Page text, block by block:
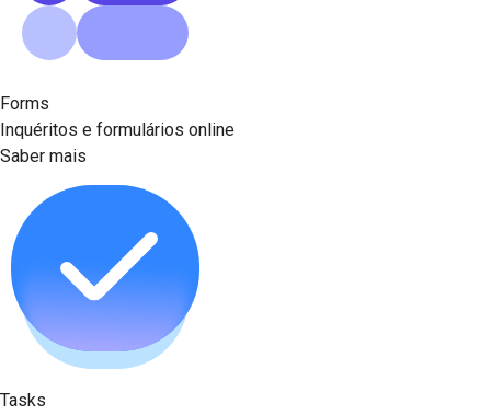
Forms
Inquéritos e formulários online
Saber mais
Tasks